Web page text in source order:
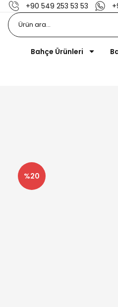
+90 549 253 53 53
Bahçe Ürünleri
%20